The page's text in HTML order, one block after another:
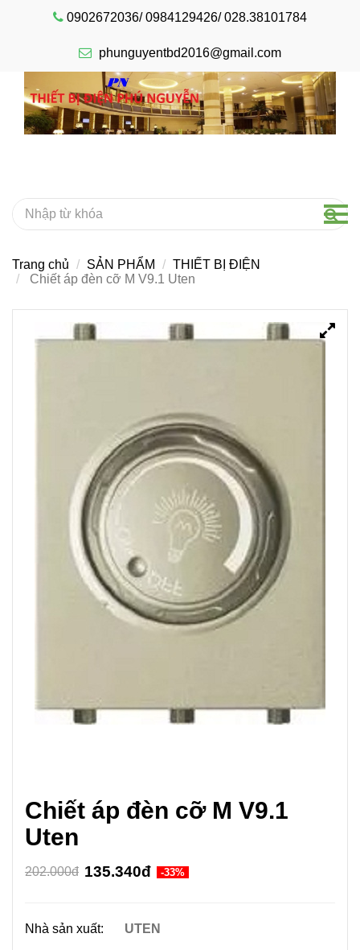
Chiết áp đèn cỡ M V9.1
Uten
202.000đ 135.340đ -33%
Nhà sản xuất: UTEN
0902672036/ 0984129426/ 028.38101784
phunguyentbd2016@gmail.com
Trang chủ SẢN PHẨM
THIẾT BỊ ĐIỆN
Chiết áp đèn cỡ M V9.1 Uten